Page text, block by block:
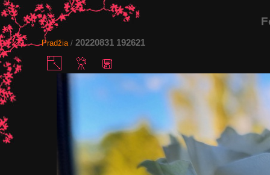
Pradžia/ 20220831 192621